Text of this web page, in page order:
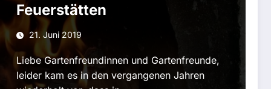
Feuerstätten
21. Juni 2019
Liebe Gartenfreundinnen und Gartenfreunde,
leider kam es in den vergangenen Jahren